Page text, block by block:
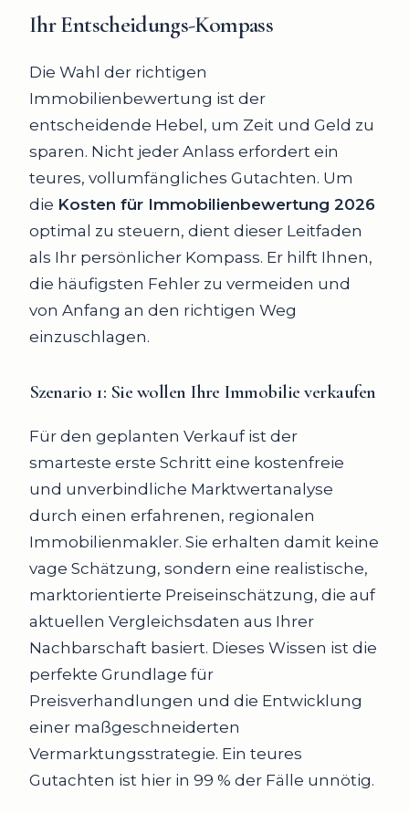
Ihr Entscheidungs-Kompass
Die Wahl der richtigen
Immobilienbewertung ist der
entscheidende Hebel, um Zeit und Geld zu
sparen. Nicht jeder Anlass erfordert ein
teures, vollumfängliches Gutachten. Um
die Kosten für Immobilienbewertung 2026
optimal zu steuern, dient dieser Leitfaden
als Ihr persönlicher Kompass. Er hilft Ihnen,
die häufigsten Fehler zu vermeiden und
von Anfang an den richtigen Weg
einzuschlagen.
Szenario 1: Sie wollen Ihre Immobilie verkaufen
Für den geplanten Verkauf ist der
smarteste erste Schritt eine kostenfreie
und unverbindliche Marktwertanalyse
durch einen erfahrenen, regionalen
Immobilienmakler. Sie erhalten damit keine
vage Schätzung, sondern eine realistische,
marktorientierte Preiseinschätzung, die auf
aktuellen Vergleichsdaten aus Ihrer
Nachbarschaft basiert. Dieses Wissen ist die
perfekte Grundlage für
Preisverhandlungen und die Entwicklung
einer maßgeschneiderten
Vermarktungsstrategie. Ein teures
Gutachten ist hier in 99 % der Fälle unnötig.